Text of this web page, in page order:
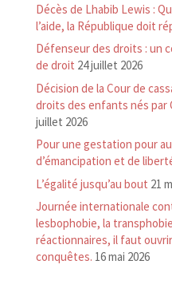
Décès de Lhabib Lewis :
l’aide, la République doit
Défenseur des droits : un
de droit 24 juillet 2026
Décision de la Cour de
droits des enfants nés par
juillet 2026
Pour une gestation pour
d’émancipation et de
L’égalité jusqu’au bout 21
Journée internationale
lesbophobie, la
réactionnaires, il faut
conquêtes. 16 mai 2026